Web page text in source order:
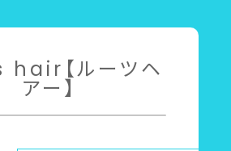
【ルーツヘ
アー】